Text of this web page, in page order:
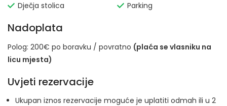
Dječja stolica
Parking
Nadoplata
Polog: 200€ po boravku / povratno (plaća se vlasniku na
licu mjesta)
Uvjeti rezervacije
Ukupan iznos rezervacije moguće je uplatiti odmah ili u 2